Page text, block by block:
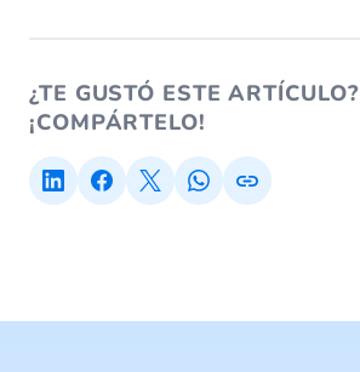
¿TE GUSTÓ ESTE ARTÍCULO?
¡COMPÁRTELO!